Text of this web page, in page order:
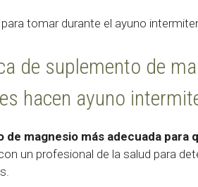
tomar durante el ayuno
de suplemento de
hacen ayuno
magnesio más adecuada para
un profesional de la salud para